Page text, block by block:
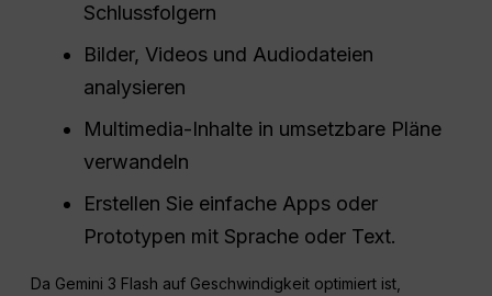
Schlussfolgern
Bilder, Videos und Audiodateien
analysieren
Multimedia-Inhalte in umsetzbare Pläne
verwandeln
Erstellen Sie einfache Apps oder
Prototypen mit Sprache oder Text.
Da Gemini 3 Flash auf Geschwindigkeit optimiert ist,